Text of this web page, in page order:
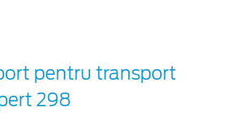
pentru transport
298